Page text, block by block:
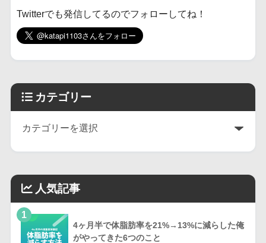
Twitterでも発信してるのでフォローしてね！
カテゴリー
人気記事
1
4ヶ月半で体脂肪率を21%→13%に減らした俺
がやってきた6つのこと